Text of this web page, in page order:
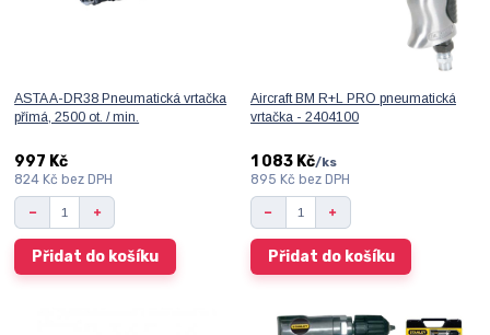
ASTA A-DR38 Pneumatická vrtačka
přímá, 2500 ot. / min.
997 Kč
824 Kč bez DPH
Přidat do košíku
Aircraft BM R+L PRO pneumatická
vrtačka - 2404100
1 083 Kč/ks
895 Kč bez DPH
Přidat do košíku